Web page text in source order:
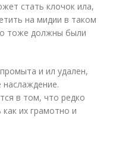
стать клочок ила,
на мидии в таком
тоже должны были
и ил удален,
наслаждение.
в том, что редко
как их грамотно и